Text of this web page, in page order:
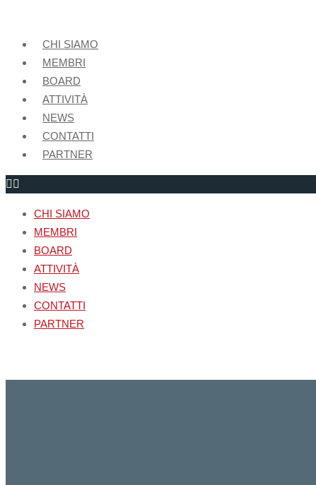
CHI SIAMO
MEMBRI
BOARD
ATTIVITÀ
NEWS
CONTATTI
PARTNER
CHI SIAMO
MEMBRI
BOARD
ATTIVITÀ
NEWS
CONTATTI
PARTNER